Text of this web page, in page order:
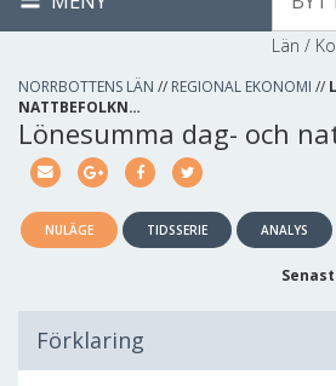
Län /
NORRBOTTENS LÄN // REGIONAL EKONOMI //
NATTBEFOLKN…
Lönesumma dag- och
NULÄGE TIDSSERIE ANALYS
Förklaring